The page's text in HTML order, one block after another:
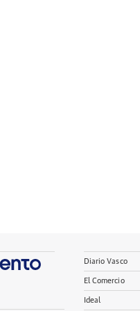
Diario Vasco
El Comercio
Ideal